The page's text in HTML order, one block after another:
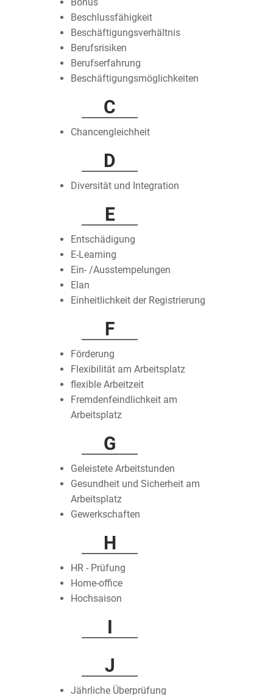
Beschlussfähigkeit
Beschäftigungsverhältnis
Berufsrisiken
Berufserfahrung
Beschäftigungsmöglichkeiten
C
Chancengleichheit
D
Diversität und Integration
E
Entschädigung
E-Learning
Ein- /Ausstempelungen
Elan
Einheitlichkeit der Registrierung
F
Förderung
Flexibilität am Arbeitsplatz
flexible Arbeitzeit
Fremdenfeindlichkeit am
Arbeitsplatz
G
Geleistete Arbeitstunden
Gesundheit und Sicherheit am
Arbeitsplatz
Gewerkschaften
H
HR - Prüfung
Home-office
Hochsaison
I
J
Jährliche Überprüfung